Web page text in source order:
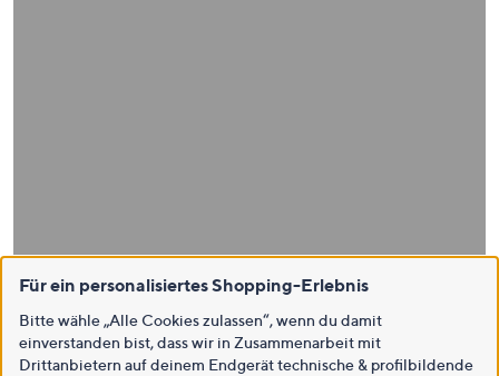
Für ein personalisiertes Shopping-Erlebnis
Bitte wähle „Alle Cookies zulassen“, wenn du damit
einverstanden bist, dass wir in Zusammenarbeit mit
Drittanbietern auf deinem Endgerät technische & profilbildende